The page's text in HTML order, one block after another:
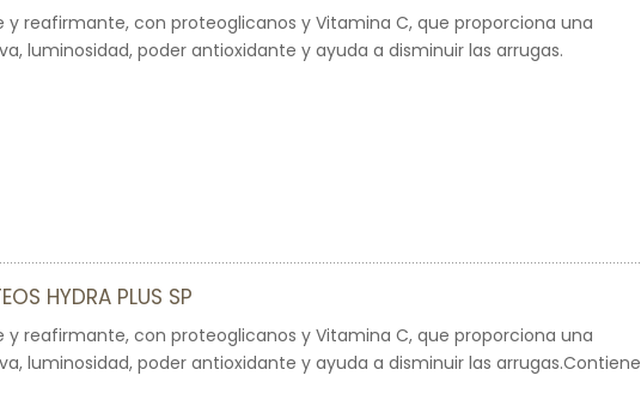
y reafirmante, con proteoglicanos y Vitamina C, que proporciona una
luminosidad, poder antioxidante y ayuda a disminuir las arrugas.
HYDRA PLUS SP
y reafirmante, con proteoglicanos y Vitamina C, que proporciona una
luminosidad, poder antioxidante y ayuda a disminuir las arrugas.Contiene